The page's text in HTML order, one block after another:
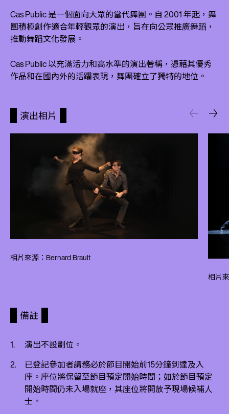
Cas Public 是一個面向大眾的當代舞團。自 2001 年起，舞
團積極創作適合年輕觀眾的演出，旨在向公眾推廣舞蹈，
推動舞蹈文化發展。
Cas Public 以充滿活力和高水準的演出著稱，憑藉其優秀
作品和在國內外的活躍表現，舞團確立了獨特的地位。
演出相片
相片來源：Bernard Brault
相片
備註
演出不設劃位。
已登記參加者請務必於節目開始前15分鐘到達及入
座。座位將保留至節目預定開始時間；如於節目預定
開始時間仍未入場就座，其座位將開放予現場候補人
士。